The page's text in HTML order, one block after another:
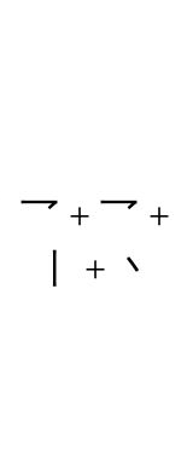
乛 + 乛 +
丨 + 丶